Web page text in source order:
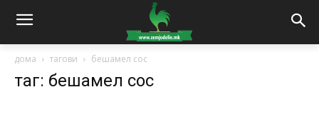
дома тагови бешамел сос
таг: бешамел сос